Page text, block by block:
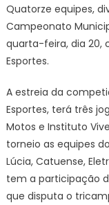
Quatorze equipes,
Campeonato
quarta-feira, dia 20,
Esportes.
A estreia da
Esportes, terá três
Motos e Instituto
torneio as equipes
Lúcia, Catuense,
tem a participação
que disputa o